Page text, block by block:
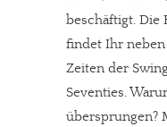
beschäftigt. Die
findet Ihr neben
Zeiten der
Seventies.
übersprungen?